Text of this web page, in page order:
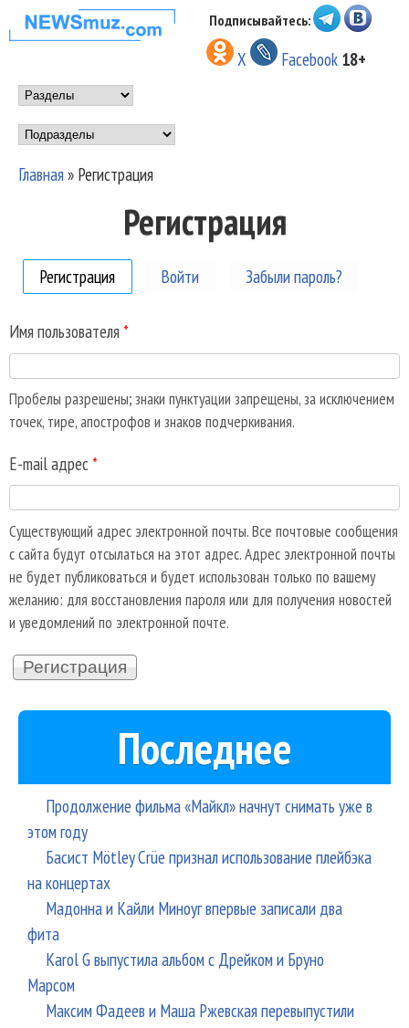
Перейти к основному
содержанию
НОВОСТИ
МУЗЫКИ И
ШОУ БИЗНЕСА
NEWSMUZ.COM
Подписывайтесь:
X Facebook 18+
Main menu
Подразделы
Главная» Регистрация
Регистрация
Регистрация (активная вкладка)
Войти Забыли пароль?
Имя пользователя *
Пробелы разрешены; знаки пунктуации запрещены, за исключением
точек, тире, апострофов и знаков подчеркивания.
E-mail адрес *
Существующий адрес электронной почты. Все почтовые сообщения
с сайта будут отсылаться на этот адрес. Адрес электронной почты
не будет публиковаться и будет использован только по вашему
желанию: для восстановления пароля или для получения новостей
и уведомлений по электронной почте.
Последнее
Продолжение фильма «Майкл» начнут снимать уже в
этом году
Басист Mötley Crüe признал использование плейбэка
на концертах
Мадонна и Кайли Миноуг впервые записали два
фита
Karol G выпустила альбом с Дрейком и Бруно
Марсом
Максим Фадеев и Маша Ржевская перевыпустили